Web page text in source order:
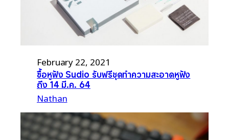
February 22, 2021
ซื้อหูฟัง Sudio รับฟรีชุดทำความสะอาดหูฟัง
ถึง 14 มี.ค. 64
Nathan